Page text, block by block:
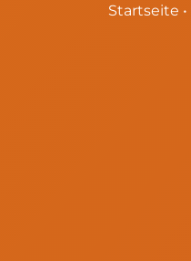
Startseite •